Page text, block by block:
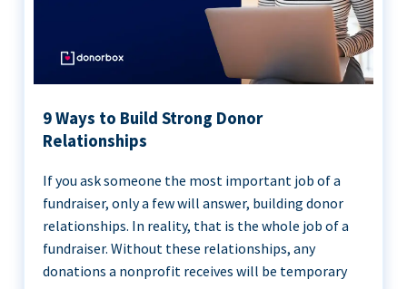
9 Ways to Build Strong Donor
Relationships
If you ask someone the most important job of a
fundraiser, only a few will answer, building donor
relationships. In reality, that is the whole job of a
fundraiser. Without these relationships, any
donations a nonprofit receives will be temporary